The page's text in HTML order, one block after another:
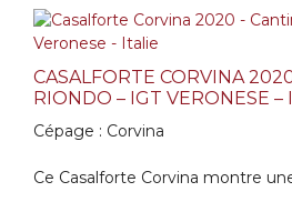
CASALFORTE CORVINA
RIONDO – IGT VERONESE –
Cépage : Corvina
Ce Casalforte Corvina montre